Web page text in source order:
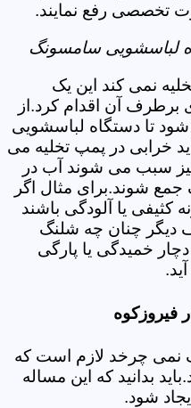
تخصصی رفع نمایند.
لباسشویی سامسونگ
نمی کند این یک
آن اقدام کرد.از
تا دستگاه لباسشویی
خرابی در پمپ تخلیه می
سبب می شوند آب در
شوند.برای مثال اگر
کثیفی یا آلودگی باشند
دیگر چنان چه شلنگ
خمیدگی یا پارگی
فیروزکوه
نمی چرخد لازم است که
بدانید که این مساله
شود.